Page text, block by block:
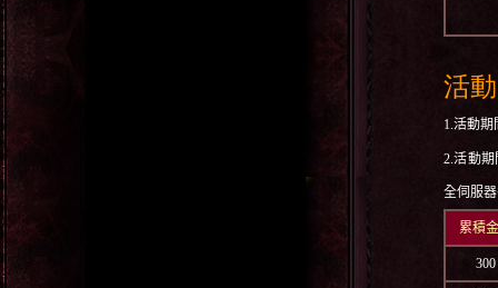
活動
1.活動期
2.活動期
全伺服
累積
300